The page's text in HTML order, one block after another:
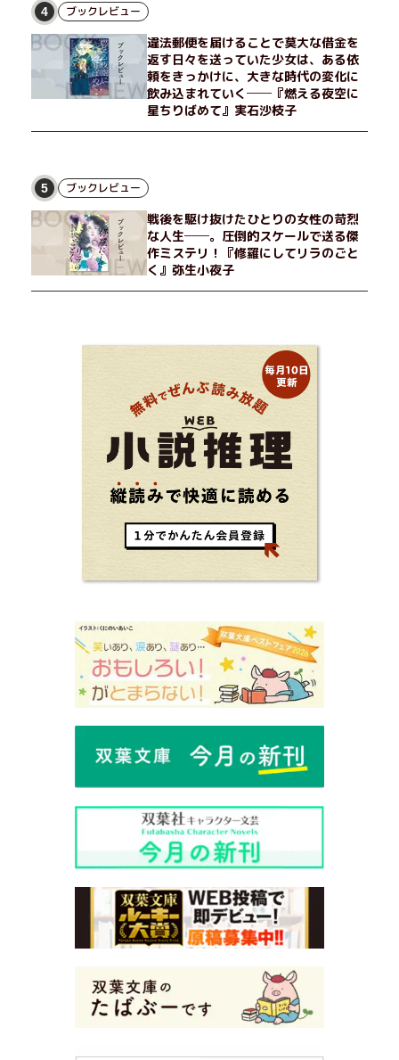
4 ブックレビュー
違法郵便を届けることで莫大な借金を
返す日々を送っていた少女は、ある依
頼をきっかけに、大きな時代の変化に
飲み込まれていく──『燃える夜空に
星ちりばめて』実石沙枝子
5 ブックレビュー
戦後を駆け抜けたひとりの女性の苛烈
な人生──。圧倒的スケールで送る傑
作ミステリ！『修羅にしてリラのごと
く』弥生小夜子